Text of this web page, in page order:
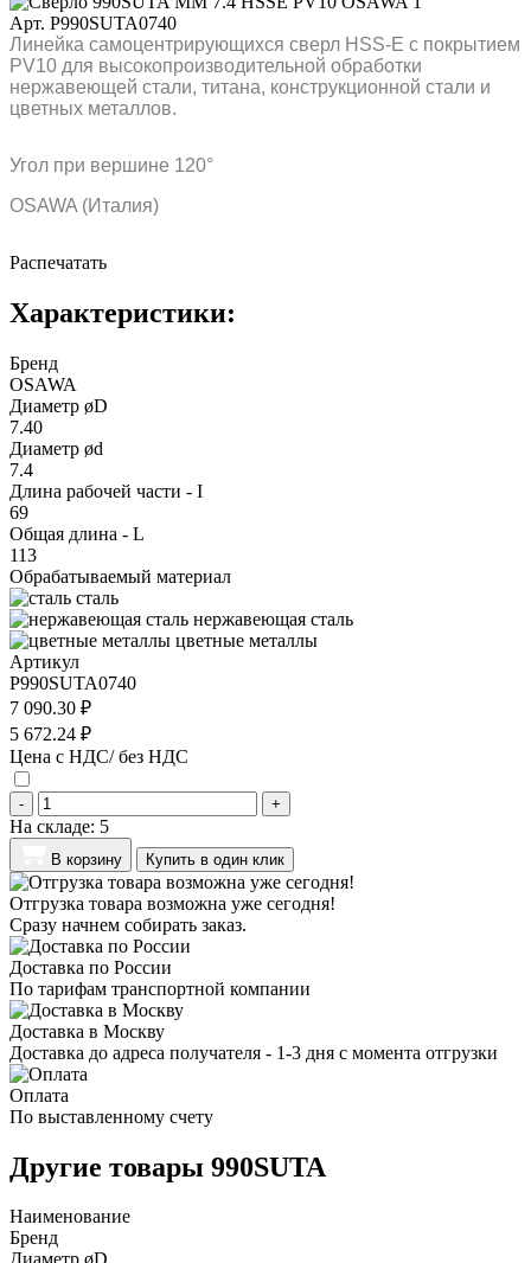
Арт. P990SUTA0740
Линейка самоцентрирующихся сверл HSS-E с покрытием
PV10 для высокопроизводительной обработки
нержавеющей стали, титана, конструкционной стали и
цветных металлов.
Угол при вершине 120°
OSAWA (Италия)
Распечатать
Характеристики:
Бренд
OSAWA
Диаметр øD
7.40
Диаметр ød
7.4
Длина рабочей части - I
69
Общая длина - L
113
Обрабатываемый материал
сталь
нержавеющая сталь
цветные металлы
Артикул
P990SUTA0740
7 090.30 ₽
5 672.24 ₽
Цена с НДС/ без НДС
- +
На складе: 5
В корзину Купить в один клик
Отгрузка товара возможна уже сегодня!
Сразу начнем собирать заказ.
Доставка по России
По тарифам транспортной компании
Доставка в Москву
Доставка до адреса получателя - 1-3 дня с момента отгрузки
Оплата
По выставленному счету
Другие товары 990SUTA
Наименование
Бренд